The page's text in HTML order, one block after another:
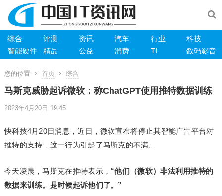
综合 评测 资讯 汽车 行业
科技
智能硬件
精品 公益 消费 TI 数码影音
您的位置 首页 综合
马斯克威胁起诉微软：称ChatGPT使用推特数据训练
2023年4月20日 19:45
快科技4月20日消息，近日，微软宣布将停止其智能广告平台对
推特的支持，这一行为引起了马斯克的不满。
今天凌晨，马斯克在推特表示， “他们（微软）非法利用推特的
数据来训练。是时候起诉他们了。”